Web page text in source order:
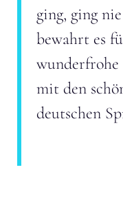
ging, ging
bewahrt es
mit den
deutschen